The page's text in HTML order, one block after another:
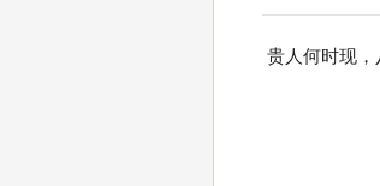
贵人何时现